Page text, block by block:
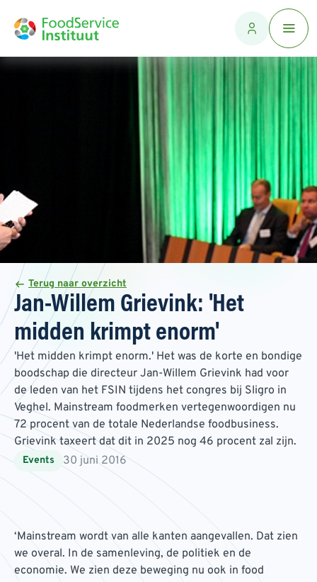
Terug naar overzicht
Jan-Willem Grievink: 'Het
midden krimpt enorm'
'Het midden krimpt enorm.' Het was de korte en bondige
boodschap die directeur Jan-Willem Grievink had voor
de leden van het FSIN tijdens het congres bij Sligro in
Veghel. Mainstream foodmerken vertegenwoordigen nu
72 procent van de totale Nederlandse foodbusiness.
Grievink taxeert dat dit in 2025 nog 46 procent zal zijn.
Events 30 juni 2016
‘Mainstream wordt van alle kanten aangevallen. Dat zien
we overal. In de samenleving, de politiek en de
economie. We zien deze beweging nu ook in food